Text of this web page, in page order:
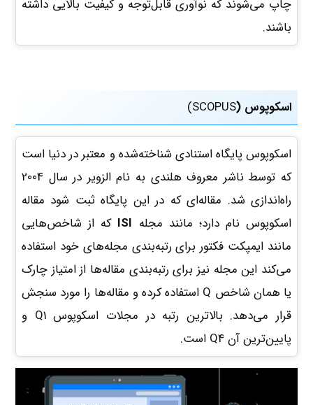
چاپ می‌شوند که نوآوری قابل‌توجه و کیفیت بالایی داشته
باشند.
اسکوپوس (SCOPUS)
اسکوپوس پایگاه استنادی شناخته‌شده و معتبر در دنیا است
که توسط ناشر معروف هلندی به نام الزویر در سال 2004
راه‌اندازی شد. مقاله‌ای که در این پایگاه ثبت شود مقاله
اسکوپوس نام دارد؛ مانند مجله ISI که از شاخص‌هایی
مانند ایمپکت فکتور برای رتبه‌بندی مجله‌های خود استفاده
می‌کند این مجله نیز برای رتبه‌بندی مقاله‌ها از امتیاز چارک
یا همان شاخص Q استفاده کرده و مقاله‌ها را مورد سنجش
قرار می‌دهد. بالاترین رتبه در مجلات اسکوپوس Q1 و
پایین‌ترین آن Q4 است.